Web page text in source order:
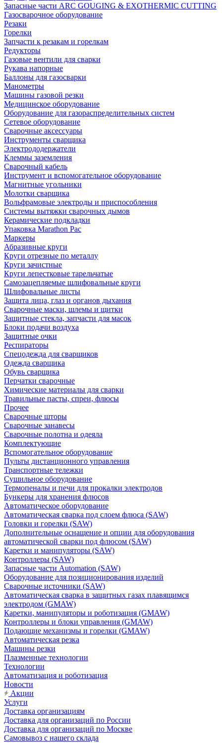
Запасные части ARC GOUGING & EXOTHERMIC CUTTING
Газосварочное оборудование
Резаки
Горелки
Запчасти к резакам и горелкам
Редукторы
Газовые вентили для сварки
Рукава напорные
Баллоны для газосварки
Манометры
Машины газовой резки
Медицинское оборудование
Оборудование для газораспределительных систем
Сетевое оборудование
Сварочные аксессуары
Инструменты сварщика
Электрододержатели
Клеммы заземления
Сварочный кабель
Инструмент и вспомогательное оборудование
Магнитные угольники
Молотки сварщика
Вольфрамовые электроды и приспособления
Системы вытяжки сварочных дымов
Керамические подкладки
Упаковка Marathon Pac
Маркеры
Абразивные круги
Круги отрезные по металлу
Круги зачистные
Круги лепестковые тарельчатые
Самозацепляемые шлифовальные круги
Шлифовальные листы
Защита лица, глаз и органов дыхания
Сварочные маски, шлемы и щитки
Защитные стекла, запчасти для масок
Блоки подачи воздуха
Защитные очки
Респираторы
Спецодежда для сварщиков
Одежда сварщика
Обувь сварщика
Перчатки сварочные
Химические материалы для сварки
Травильные пасты, спреи, флюсы
Прочее
Сварочные шторы
Сварочные занавесы
Сварочные полотна и одеяла
Комплектующие
Вспомогательное оборудование
Пульты дистанционного управления
Транспортные тележки
Сушильное оборудование
Термопеналы и печи для прокалки электродов
Бункеры для хранения флюсов
Автоматическое оборудование
Автоматическая сварка под слоем флюса (SAW)
Головки и горелки (SAW)
Дополнительные оснащение и опции для оборудования
автоматической сварки под флюсом (SAW)
Каретки и манипуляторы (SAW)
Контроллеры (SAW)
Запасные части Automation (SAW)
Оборудование для позиционирования изделий
Сварочные источники (SAW)
Автоматическая сварка в защитных газах плавящимся
электродом (GMAW)
Каретки, манипуляторы и роботизация (GMAW)
Контроллеры и блоки управления (GMAW)
Подающие механизмы и горелки (GMAW)
Автоматическая резка
Машины резки
Плазменные технологии
Технологии
Автоматизация и роботизация
Новости
Акции
Услуги
Доставка организациям
Доставка для организаций по России
Доставка для организаций по Москве
Самовывоз с нашего склада